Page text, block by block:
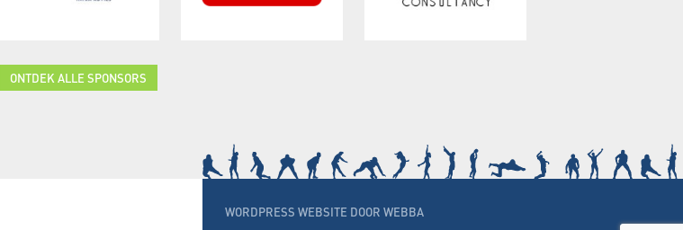
ONTDEK ALLE SPONSORS
WORDPRESS WEBSITE DOOR WEBBA